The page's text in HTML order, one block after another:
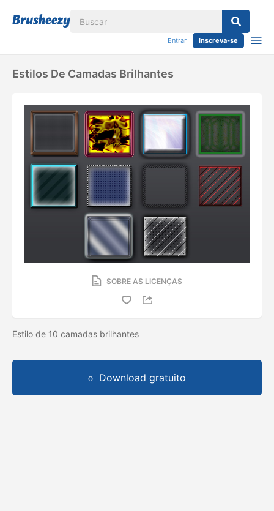
Entrar Inscreva-se
Estilos De Camadas Brilhantes
SOBRE AS LICENÇAS
Estilo de 10 camadas brilhantes
Download gratuito